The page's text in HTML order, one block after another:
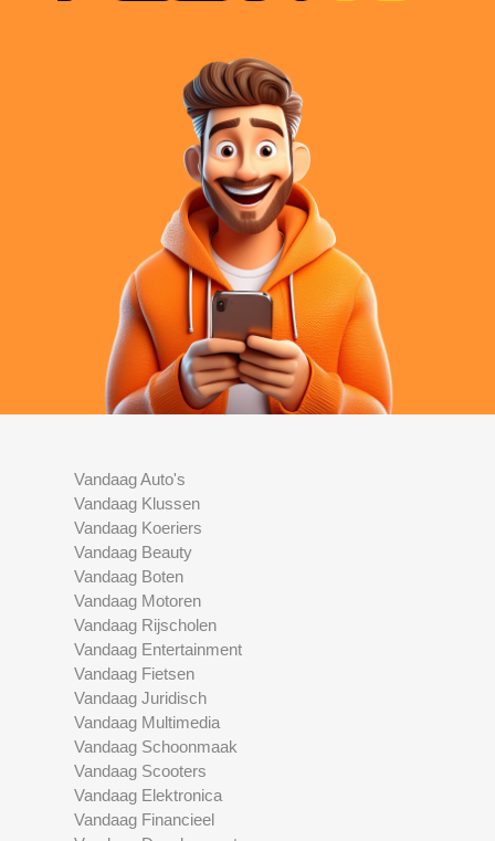
Vandaag Auto's
Vandaag Klussen
Vandaag Koeriers
Vandaag Beauty
Vandaag Boten
Vandaag Motoren
Vandaag Rijscholen
Vandaag Entertainment
Vandaag Fietsen
Vandaag Juridisch
Vandaag Multimedia
Vandaag Schoonmaak
Vandaag Scooters
Vandaag Elektronica
Vandaag Financieel